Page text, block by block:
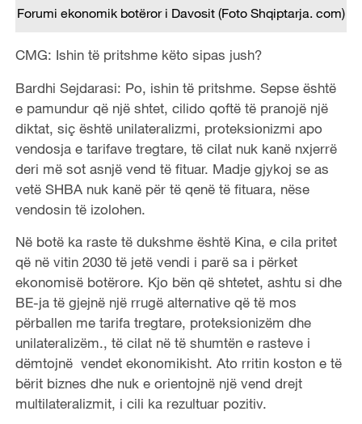
Forumi ekonomik botëror i Davosit (Foto Shqiptarja. com)
CMG: Ishin të pritshme këto sipas jush?
Bardhi Sejdarasi: Po, ishin të pritshme. Sepse është
e pamundur që një shtet, cilido qoftë të pranojë një
diktat, siç është unilateralizmi, proteksionizmi apo
vendosja e tarifave tregtare, të cilat nuk kanë nxjerrë
deri më sot asnjë vend të fituar. Madje gjykoj se as
vetë SHBA nuk kanë për të qenë të fituara, nëse
vendosin të izolohen.
Në botë ka raste të dukshme është Kina, e cila pritet
që në vitin 2030 të jetë vendi i parë sa i përket
ekonomisë botërore. Kjo bën që shtetet, ashtu si dhe
BE-ja të gjejnë një rrugë alternative që të mos
përballen me tarifa tregtare, proteksionizëm dhe
unilateralizëm., të cilat në të shumtën e rasteve i
dëmtojnë vendet ekonomikisht. Ato rritin koston e të
bërit biznes dhe nuk e orientojnë një vend drejt
multilateralizmit, i cili ka rezultuar pozitiv.